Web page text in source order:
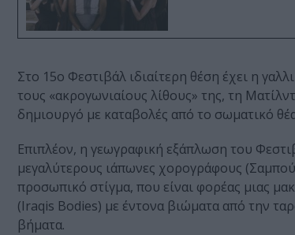
Στο 15ο Φεστιβάλ ιδιαίτερη θέση έχει η
τους «ακρογωνιαίους λίθους» της, τη
δημιουργό με καταβολές από το σωματικό
Επιπλέον, η γεωγραφική εξάπλωση του
μεγαλύτερους ιάπωνες χορογράφους
προσωπικό στίγμα, που είναι φορέας μιας
(Iraqis Bodies) με έντονα βιώματα από την
βήματα.